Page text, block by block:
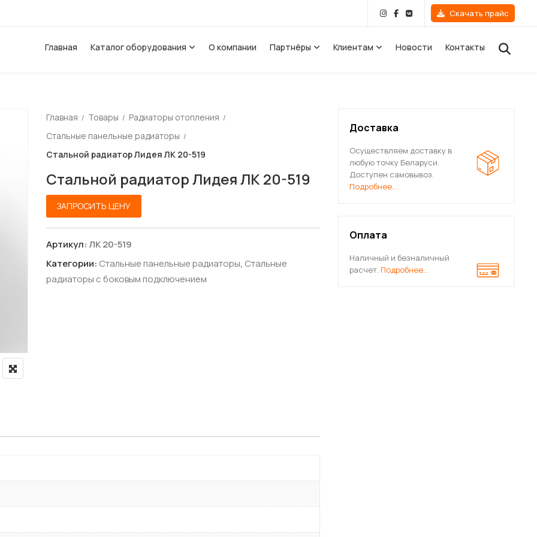
Скачать прайс
Главная Каталог оборудования
Полотенцесушители водяные
Полотенцесушители электрические
ЗАПОРНАЯ АРМАТУРА
Обратные клапаны латунные для воды
О компании Партнёры
MVI
ZENNER METERS БЕЛЦЕННЕР
Клиентам Новости Контакты
Главная Товары
Радиаторы отопления
Стальные панельные радиаторы
Стальной радиатор Лидея ЛК 20-519
Стальной радиатор Лидея ЛК 20-519
ЗАПРОСИТЬ ЦЕНУ
Артикул:ЛК 20-519
Категории: Стальные панельные радиаторы, Стальные
радиаторы с боковым подключением
Доставка
Осуществляем доставку в
любую точку Беларуси.
Доступен самовывоз.
Подробнее…
Оплата
Наличный и безналичный
расчет. Подробнее…